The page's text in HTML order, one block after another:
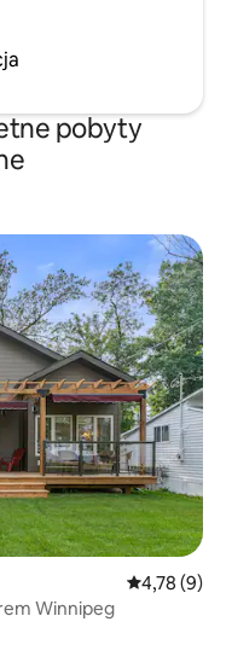
pobyty
Średnia
4,78 (9)
Winnipeg